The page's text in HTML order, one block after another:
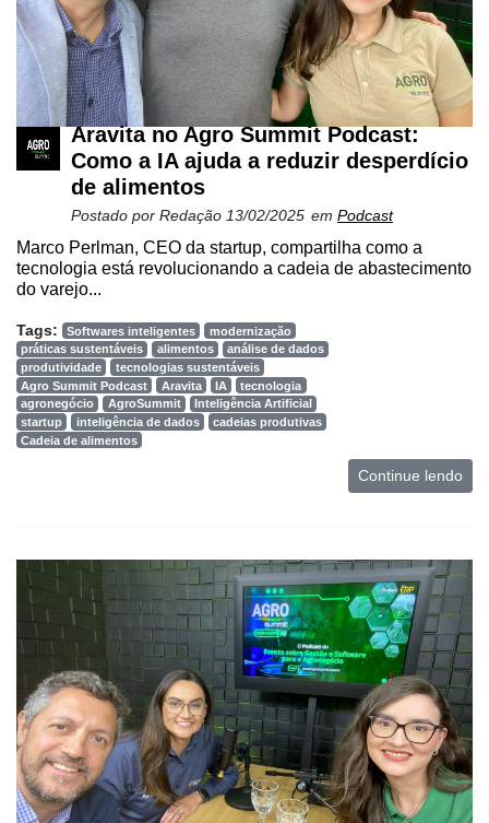
Aravita no Agro Summit Podcast:
Como a IA ajuda a reduzir desperdício
de alimentos
Postado por Redação 13/02/2025 em Podcast
Marco Perlman, CEO da startup, compartilha como a
tecnologia está revolucionando a cadeia de abastecimento
do varejo...
Tags: Softwares inteligentes
modernização
práticas sustentáveis
alimentos
análise de dados
produtividade
tecnologias sustentáveis
Agro Summit Podcast
Aravita IA
tecnologia
agronegócio
AgroSummit
Inteligência Artificial
startup
inteligência de dados
cadeias produtivas
Cadeia de alimentos
Continue lendo